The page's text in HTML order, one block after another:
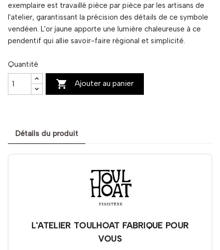
exemplaire est travaillé pièce par pièce par les artisans de
l'atelier, garantissant la précision des détails de ce symbole
vendéen. L'or jaune apporte une lumière chaleureuse à ce
pendentif qui allie savoir-faire régional et simplicité.
Quantité
 Ajouter au panier
Détails du produit
L'ATELIER TOULHOAT FABRIQUE POUR
VOUS